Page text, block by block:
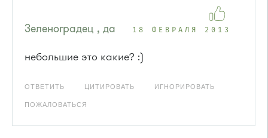
Зеленоградец , да 18 ФЕВРАЛЯ 2013
небольшие это какие? :)
ОТВЕТИТЬ ЦИТИРОВАТЬ ИГНОРИРОВАТЬ
ПОЖАЛОВАТЬСЯ